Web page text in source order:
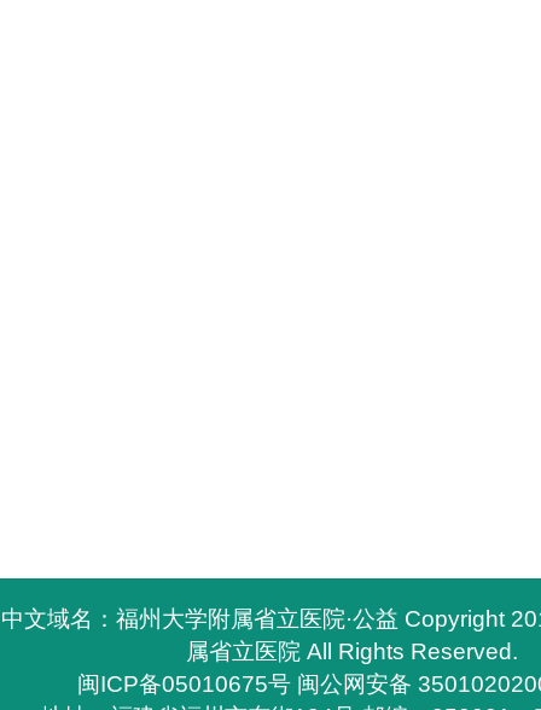
中文域名：福州大学附属省立医院·公益 Copyright
属省立医院 All Rights Reserved.
闽ICP备05010675号 闽公网安备